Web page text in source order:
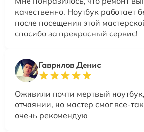
качественно. Ноутбук работает
после посещения этой
спасибо за прекрасный сервис!
Гаврилов Денис
Оживили почти мертвый
отчаянии, но мастер смог все-
очень рекомендую